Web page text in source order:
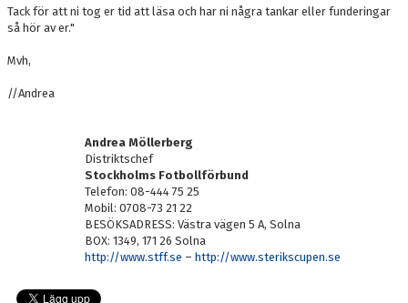
Tack för att ni tog er tid att läsa och har ni några tankar eller funderingar
så hör av er."
Mvh,
//Andrea
Andrea Möllerberg
Distriktschef
Stockholms Fotbollförbund
Telefon: 08-444 75 25
Mobil: 0708-73 21 22
BESÖKSADRESS: Västra vägen 5 A, Solna
BOX: 1349, 171 26 Solna
http://www.stff.se – http://www.sterikscupen.se